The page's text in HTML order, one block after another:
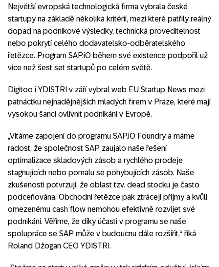
Největší evropská technologická firma vybrala české
startupy na základě několika kritérií, mezi které patřily reálný
dopad na podnikové výsledky, technická proveditelnost
nebo pokrytí celého dodavatelsko-odběratelského
řetězce. Program SAP.iO během své existence podpořil už
více než šest set startupů po celém světě.
Digitoo i YDISTRI v září vybral web EU Startup News mezi
patnáctku nejnadějnějších mladých firem v Praze, které mají
vysokou šanci ovlivnit podnikání v Evropě.
„Vítáme zapojení do programu SAP.iO Foundry a máme
radost, že společnost SAP zaujalo naše řešení
optimalizace skladových zásob a rychlého prodeje
stagnujících nebo pomalu se pohybujících zásob. Naše
zkušenosti potvrzují, že oblast tzv. dead stocku je často
podceňována. Obchodní řetězce pak ztrácejí příjmy a kvůli
omezenému cash flow nemohou efektivně rozvíjet své
podnikání. Věříme, že díky účasti v programu se naše
spolupráce se SAP může v budoucnu dále rozšířit,“ říká
Roland Džogan CEO YDISTRI.